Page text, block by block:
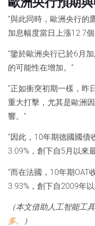
"與此同時，歐洲央行的
加息幅度當日上漲12.7
"鑒於歐洲央行已於6月
的可能性在增加。"
"正如衝突初期一樣，昨
重大打擊，尤其是歐洲
響。"
"因此，10年期德國國債
3.09%，創下自5月以來
"而在法國，10年期OAT
3.93%，創下自2009年
（本文借助人工智能工
多。
）